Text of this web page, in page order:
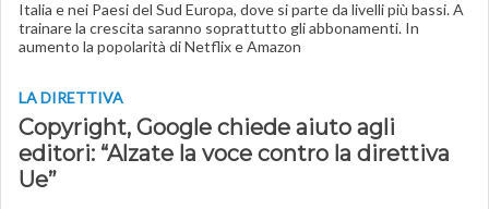
Italia e nei Paesi del Sud Europa, dove si parte da livelli più bassi. A
trainare la crescita saranno soprattutto gli abbonamenti. In
aumento la popolarità di Netflix e Amazon
LA DIRETTIVA
Copyright, Google chiede aiuto agli
editori: “Alzate la voce contro la direttiva
Ue”